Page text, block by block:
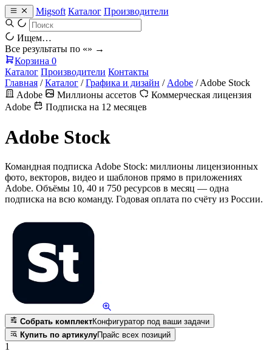
Migsoft Каталог Производители
Ищем…
Все результаты по «» →
Корзина 0
Каталог Производители Контакты
Главная / Каталог / Графика и дизайн / Adobe / Adobe Stock
Adobe
Миллионы ассетов
Коммерческая лицензия
Adobe
Подписка на 12 месяцев
Adobe Stock
Командная подписка Adobe Stock: миллионы лицензионных
фото, векторов, видео и шаблонов прямо в приложениях
Adobe. Объёмы 10, 40 и 750 ресурсов в месяц — одна
подписка на всю команду. Годовая оплата по счёту из России.
Собрать комплектКонфигуратор под ваши задачи
Купить по артикулуПрайс всех позиций
1